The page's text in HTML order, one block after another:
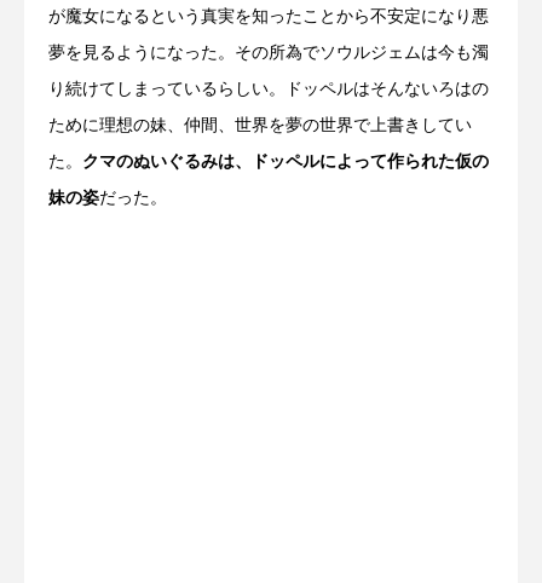
が魔女になるという真実を知ったことから不安定になり悪
夢を見るようになった。その所為でソウルジェムは今も濁
り続けてしまっているらしい。ドッペルはそんないろはの
ために理想の妹、仲間、世界を夢の世界で上書きしてい
た。 クマのぬいぐるみは、ドッペルによって作られた仮の
妹の姿だった。